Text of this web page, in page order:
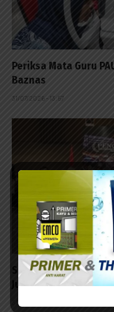
Periksa Mata Guru
Baznas
31/07/2026 - 13:57
Satnarkoba Polres
Juara II
30/07/2026 - 14:23